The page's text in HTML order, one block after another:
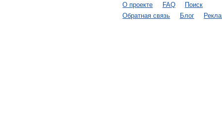
О проекте
FAQ
Поиск
Обратная связь
Блог